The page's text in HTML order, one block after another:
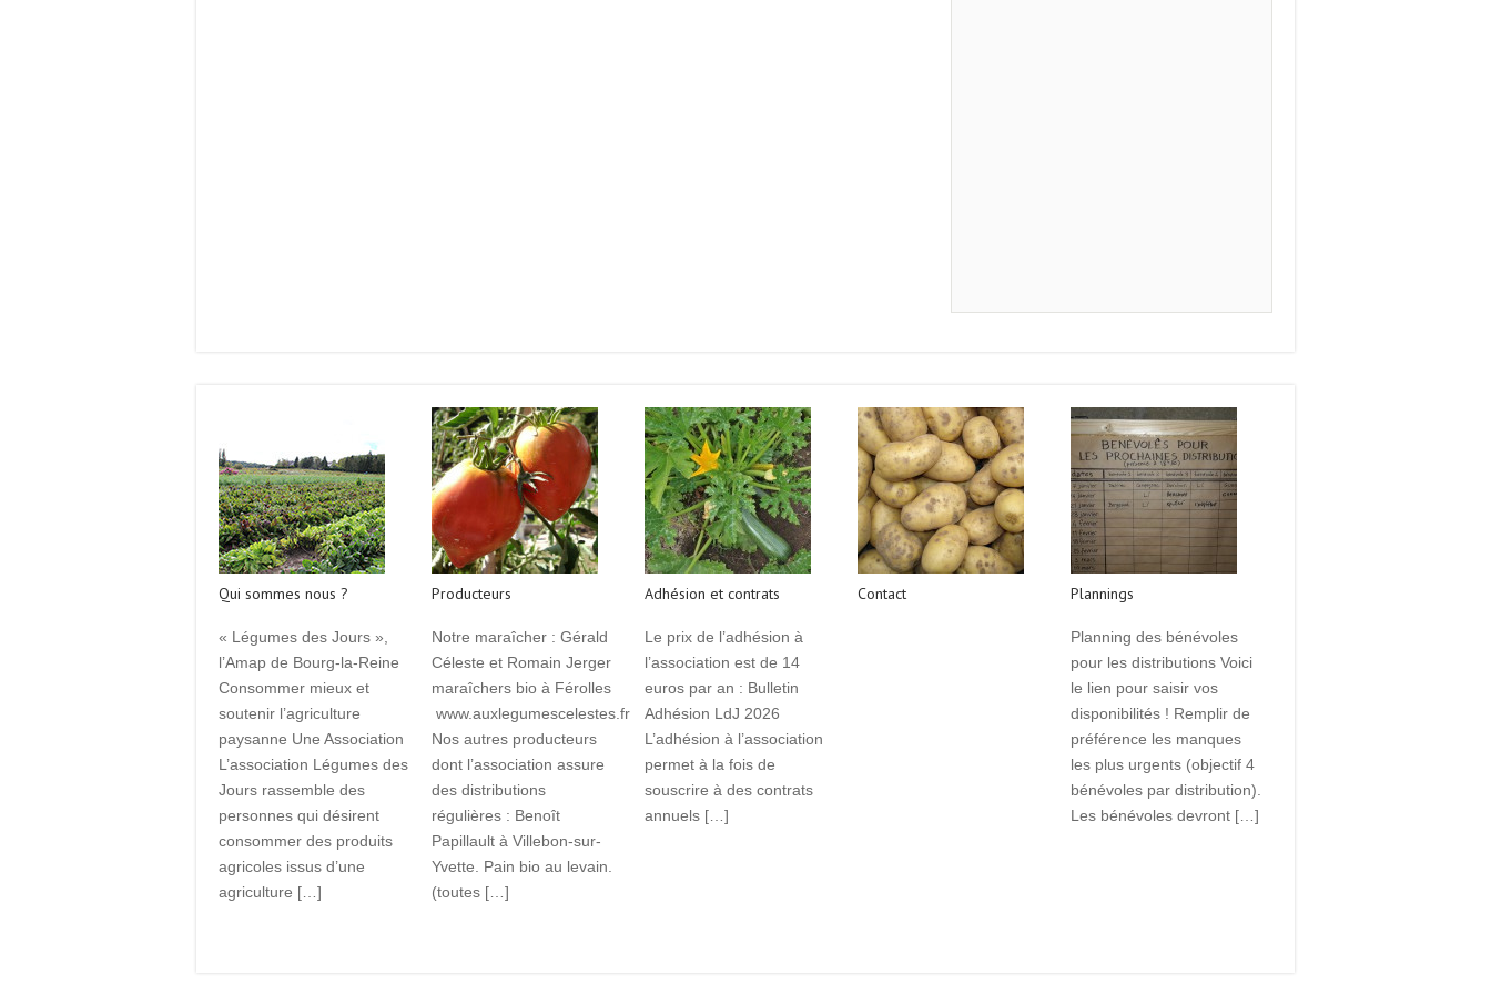
Qui sommes nous ?
« Légumes des Jours »,
l’Amap de Bourg-la-Reine
Consommer mieux et
soutenir l’agriculture
paysanne Une Association
L’association Légumes des
Jours rassemble des
personnes qui désirent
consommer des produits
agricoles issus d’une
agriculture […]
Producteurs
Notre maraîcher : Gérald
Céleste et Romain Jerger
maraîchers bio à Férolles
www.auxlegumescelestes.fr
Nos autres producteurs
dont l’association assure
des distributions
régulières : Benoît
Papillault à Villebon-sur-
Yvette. Pain bio au levain.
(toutes […]
Adhésion et contrats
Le prix de l’adhésion à
l’association est de 14
euros par an : Bulletin
Adhésion LdJ 2026
L’adhésion à l’association
permet à la fois de
souscrire à des contrats
annuels […]
Contact Plannings
Planning des bénévoles
pour les distributions Voici
le lien pour saisir vos
disponibilités ! Remplir de
préférence les manques
les plus urgents (objectif 4
bénévoles par distribution).
Les bénévoles devront […]